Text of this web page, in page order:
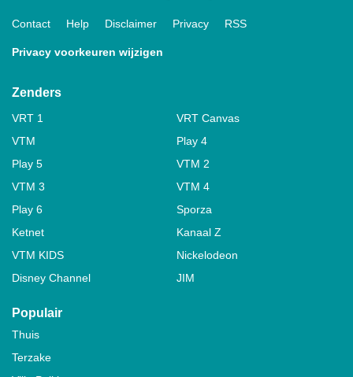
Contact Help Disclaimer Privacy RSS
Privacy voorkeuren wijzigen
Zenders
VRT 1
VRT Canvas
VTM
Play 4
Play 5
VTM 2
VTM 3
VTM 4
Play 6
Sporza
Ketnet
Kanaal Z
VTM KIDS
Nickelodeon
Disney Channel
JIM
Populair
Thuis
Terzake